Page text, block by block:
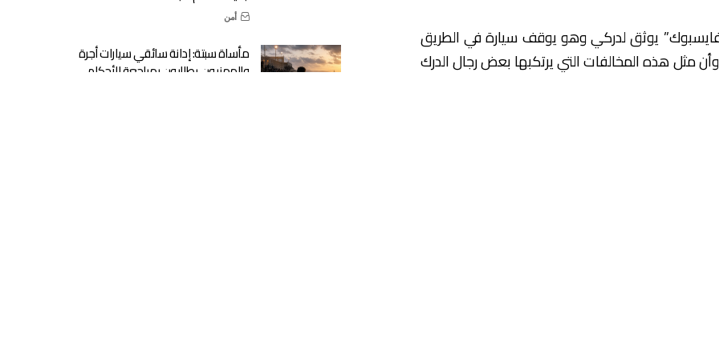
يوثق لدركي وهو يوقف سيارة في الطريق
مثل هذه المخالفات التي يرتكبها بعض رجال الدرك
أمن
مأساة سبتة: إدانة سائقي سيارات أجرة
والمهنيون يطالبون بمراجعة الأحكام